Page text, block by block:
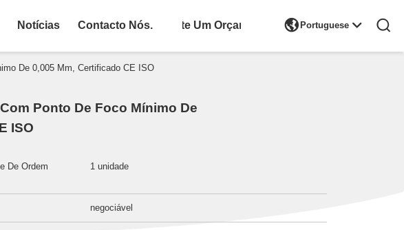
Notícias Contacto Nós.Solicite Um Orçamento Portuguese 
De 0,005 Mm, Certificado CE ISO
Ponto De Foco Mínimo De
ISO
De Ordem
1 unidade
negociável